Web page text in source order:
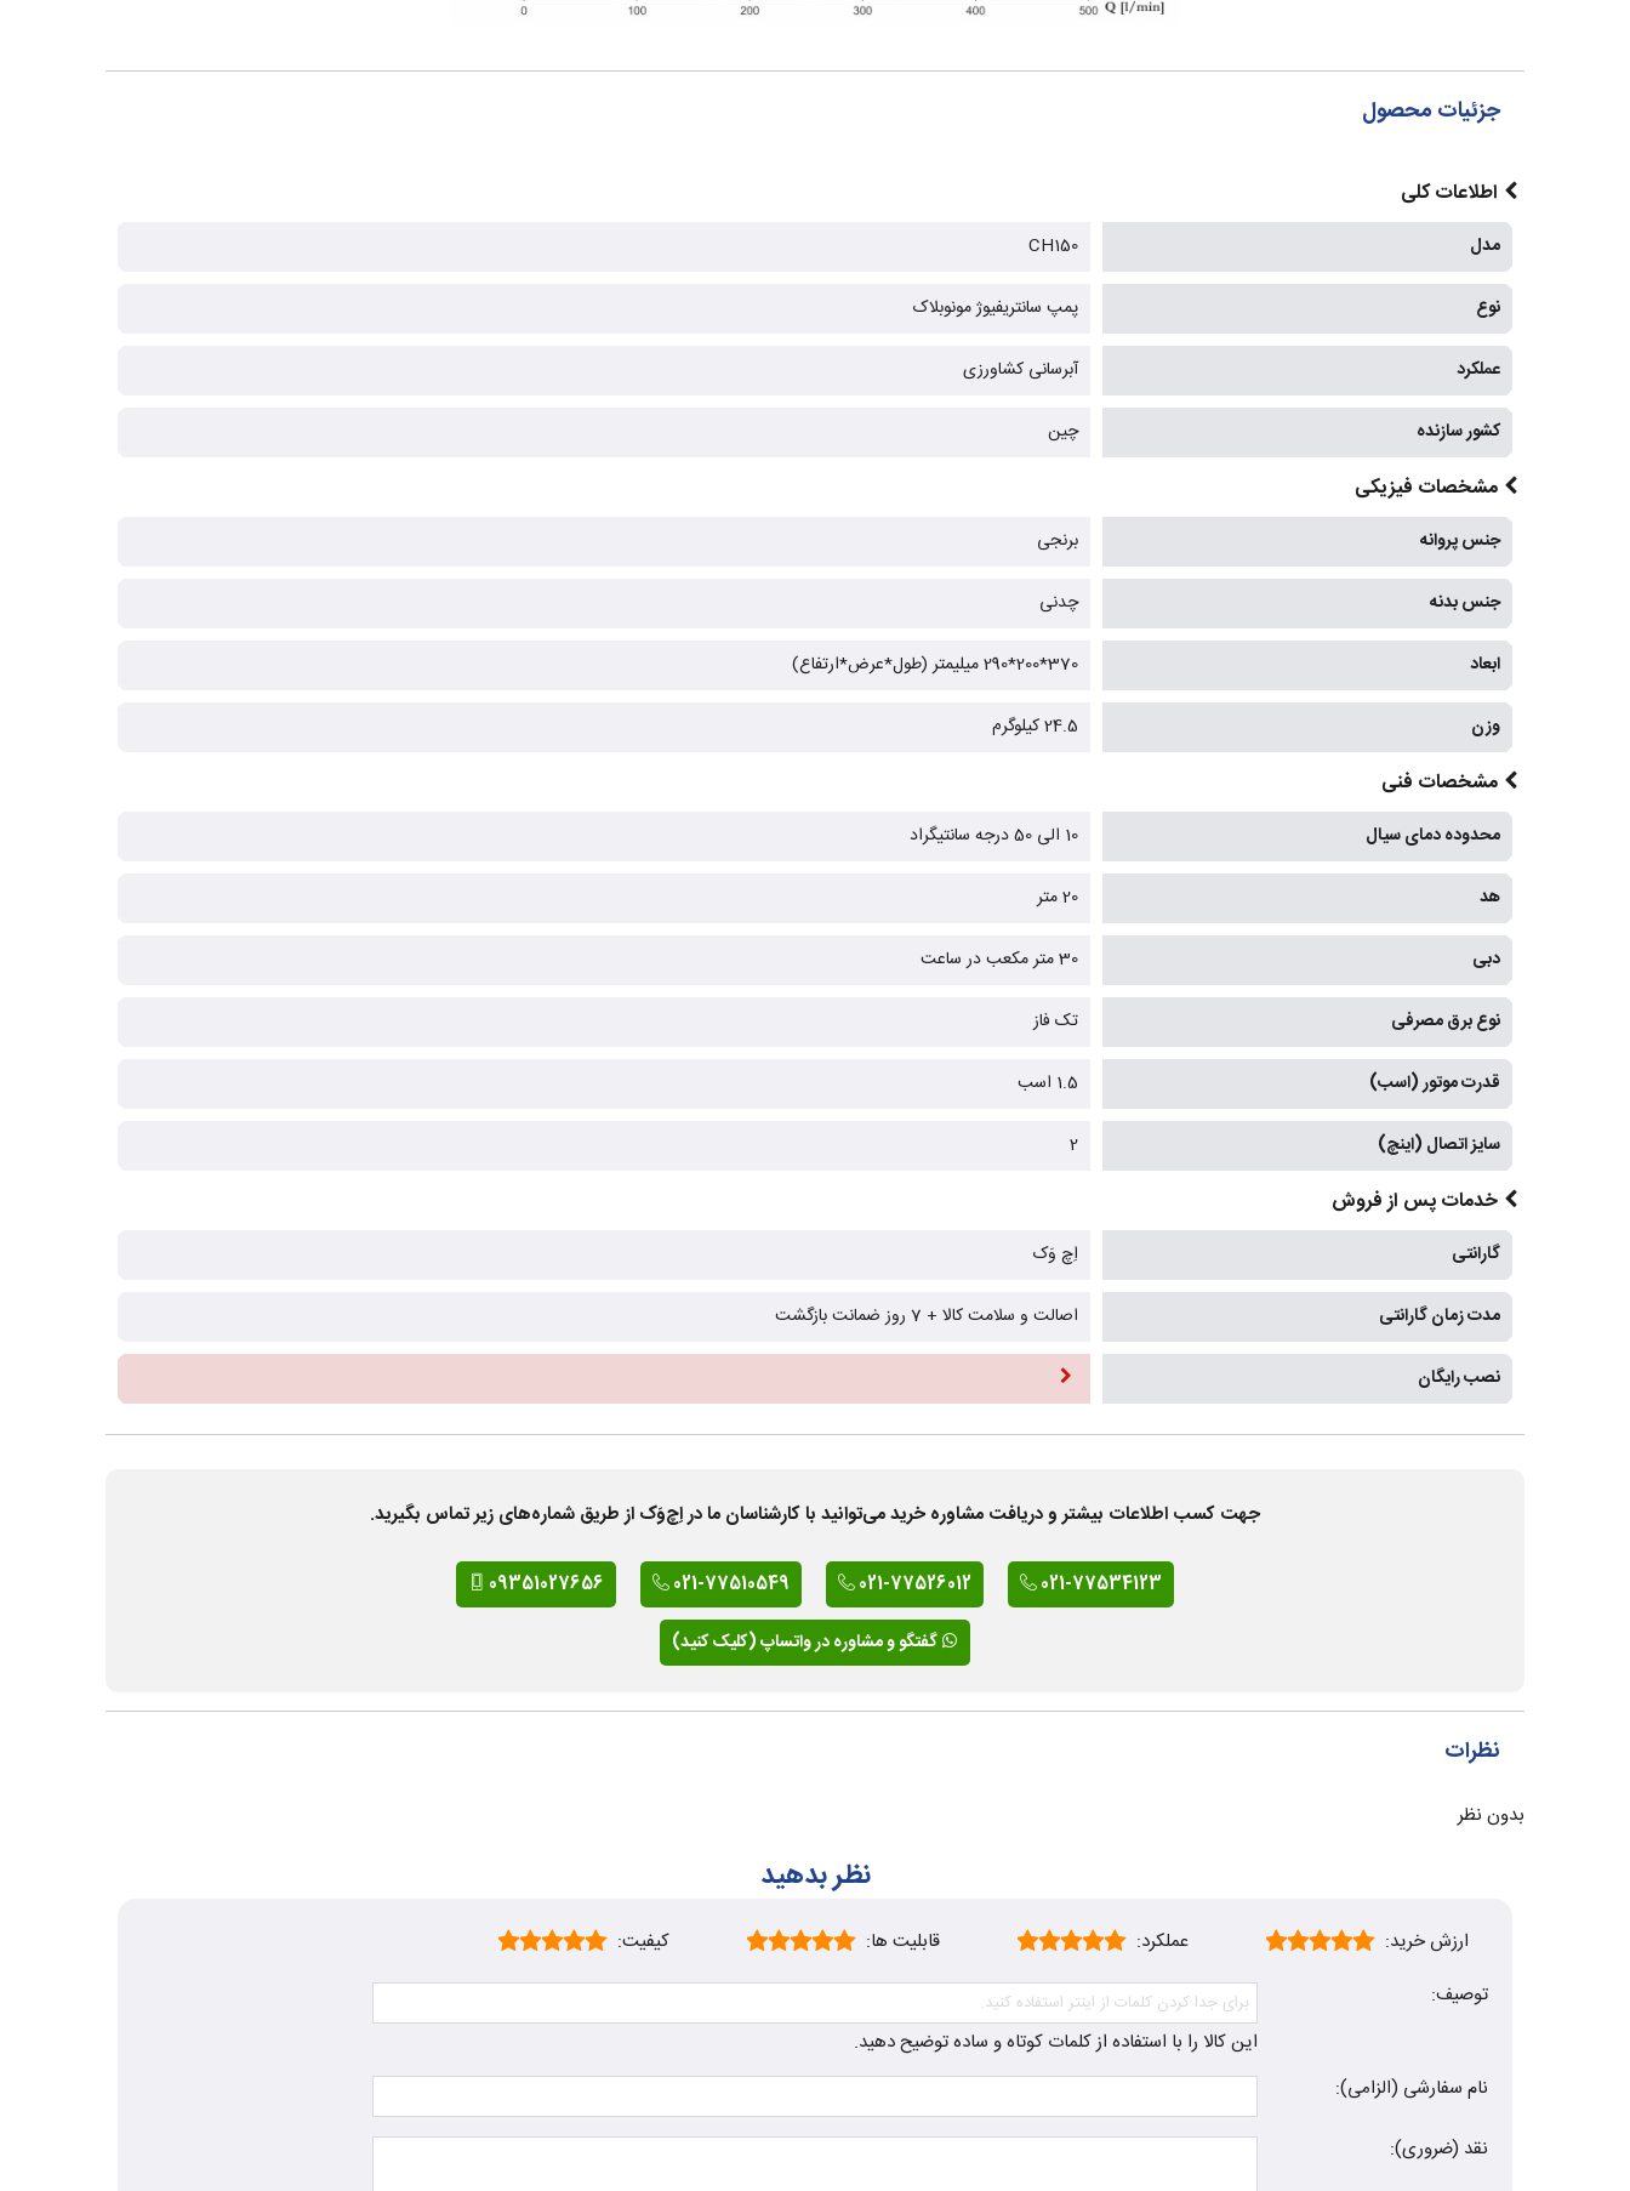
جزئیات محصول
اطلاعات کلی
مدل CH150
نوع پمپ سانتریفیوژ مونوبلاک
عملکرد آبرسانی کشاورزی
کشور سازنده چین
مشخصات فیزیکی
جنس پروانه برنجی
جنس بدنه چدنی
ابعاد 370*200*290 میلیمتر (طول*عرض*ارتفاع)
وزن 24.5 کیلوگرم
مشخصات فنی
محدوده دمای سیال 10 الی 50 درجه سانتیگراد
هد 20 متر
دبی 30 متر مکعب در ساعت
نوع برق مصرفی تک فاز
قدرت موتور (اسب) 1.5 اسب
سایز اتصال (اینچ) 2
خدمات پس از فروش
گارانتی اِچ وَک
مدت زمان گارانتی اصالت و سلامت کالا + 7 روز ضمانت بازگشت
نصب رایگان
جهت کسب اطلاعات بیشتر و دریافت مشاوره خرید می‌توانید با کارشناسان ما در اِچ‌وَک از طریق شماره‌های زیر تماس بگیرید.
021-77534123
021-77526012
021-77510549
09351027656
گفتگو و مشاوره در واتساپ (کلیک کنید)
نظرات
بدون نظر
نظر بدهید
ارزش خرید: عملکرد: قابلیت ها:
کیفیت:
توصیف:
این کالا را با استفاده از کلمات کوتاه و ساده توضیح دهید.
نام سفارشی (الزامی):
نقد (ضروری):